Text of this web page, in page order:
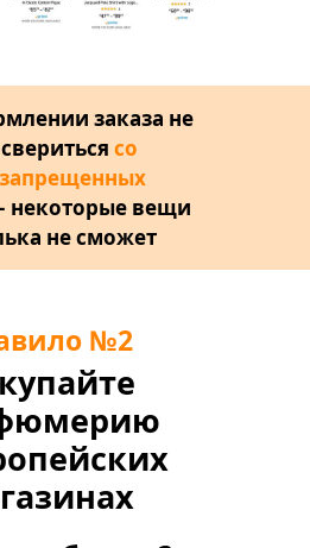
заказа не
со
некоторые вещи
не сможет
к вам домой.
№2